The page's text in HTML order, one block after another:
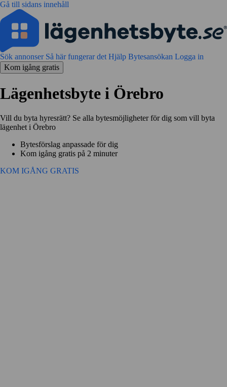
Gå till sidans innehåll
Sök annonser Så här fungerar det Hjälp Bytesansökan Logga in
Kom igång gratis
Lägenhetsbyte i Örebro
Vill du byta hyresrätt? Se alla bytesmöjligheter för dig som vill byta
lägenhet i Örebro
Bytesförslag anpassade för dig
Kom igång gratis på 2 minuter
KOM IGÅNG GRATIS